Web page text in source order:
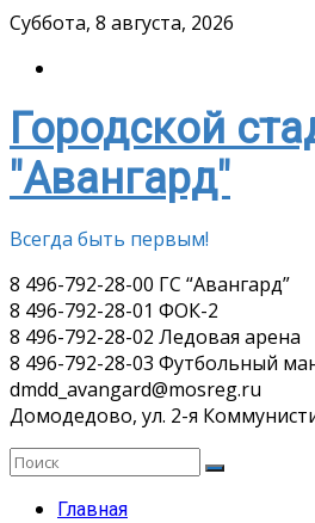
Skip
content
Суббота, 8 августа, 2026
Городской
"Авангард"
Всегда быть первым!
8 496-792-28-00 ГС “Авангард”
8 496-792-28-01 ФОК-2
8 496-792-28-02 Ледовая арена
8 496-792-28-03 Футбольный
dmdd_avangard@mosreg.ru
Домодедово, ул. 2-я
Главная